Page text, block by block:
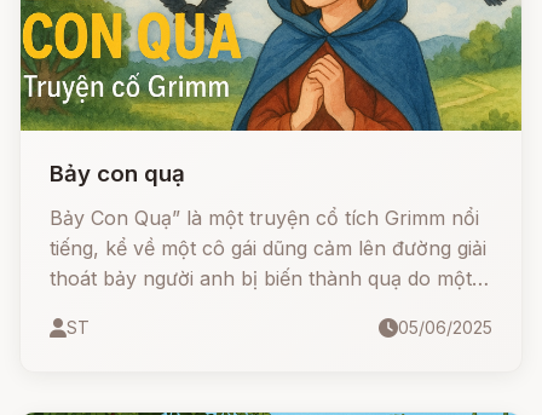
Bảy con quạ
Bảy Con Quạ” là một truyện cổ tích Grimm nổi
tiếng, kể về một cô gái dũng cảm lên đường giải
thoát bảy người anh bị biến thành quạ do một
cảm gia đình, lòng dũng cảm và sự hy sinh, là
ST 05/06/2025